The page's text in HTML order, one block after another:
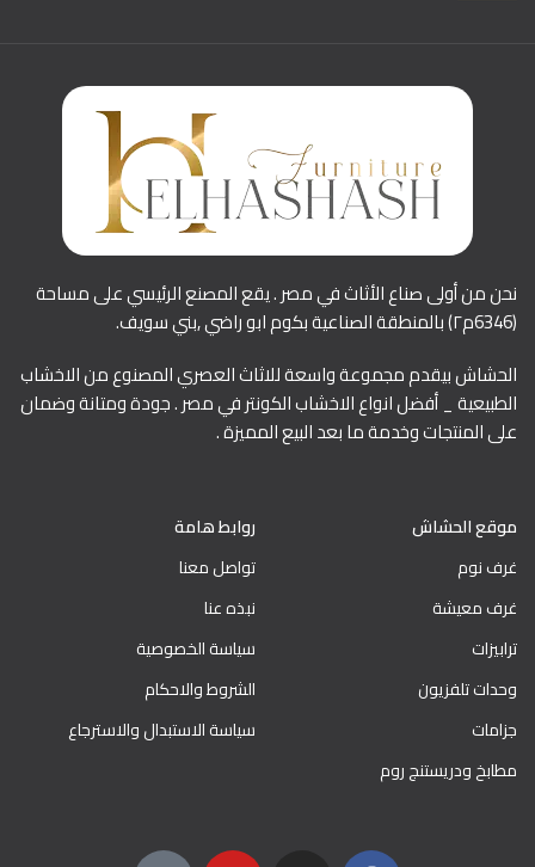
نحن من أولى صناع الأثاث في مصر . يقع المصنع الرئيسي على مساحة
(6346م٢) بالمنطقة الصناعية بكوم ابو راضي ,بني سويف.
الحشاش بيقدم مجموعة واسعة للاثاث العصري المصنوع من الاخشاب
الطبيعية _ أفضل انواع الاخشاب الكونتر في مصر . جودة ومتانة وضمان
على المنتجات وخدمة ما بعد البيع المميزة .
موقع الحشاش
غرف نوم
غرف معيشة
ترابيزات
وحدات تلفزيون
جزامات
مطابخ ودريستنج روم
روابط هامة
تواصل معنا
نبذه عنا
سياسة الخصوصية
الشروط والاحكام
سياسة الاستبدال والاسترجاع